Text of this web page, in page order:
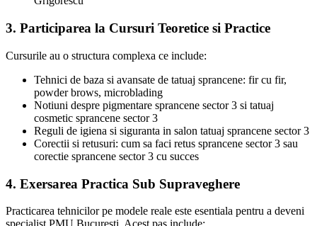
3. Participarea la Cursuri Teoretice si Practice
Cursurile au o structura complexa ce include:
Tehnici de baza si avansate de tatuaj sprancene: fir cu fir,
powder brows, microblading
Notiuni despre pigmentare sprancene sector 3 si tatuaj
cosmetic sprancene sector 3
Reguli de igiena si siguranta in salon tatuaj sprancene sector 3
Corectii si retusuri: cum sa faci retus sprancene sector 3 sau
corectie sprancene sector 3 cu succes
4. Exersarea Practica Sub Supraveghere
Practicarea tehnicilor pe modele reale este esentiala pentru a deveni